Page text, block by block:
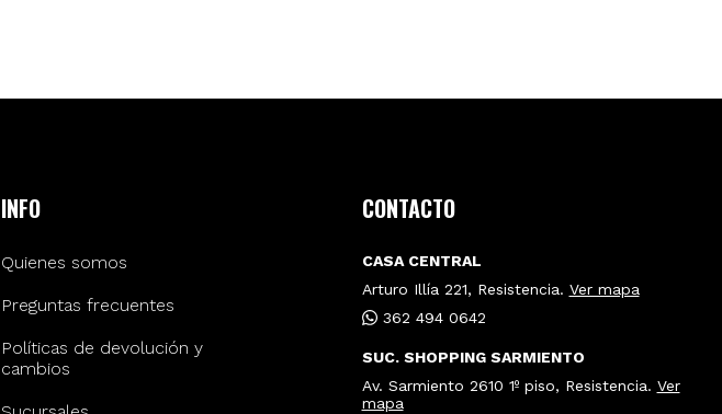
INFO
Quienes somos
Preguntas frecuentes
Políticas de devolución y
cambios
CONTACTO
CASA CENTRAL
Arturo Illía 221, Resistencia. Ver mapa
362 494 0642
SUC. SHOPPING SARMIENTO
Av. Sarmiento 2610 1º piso, Resistencia. Ver
mapa